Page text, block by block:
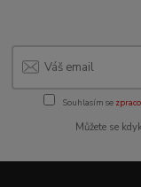
Souhlasím se
Můžete se